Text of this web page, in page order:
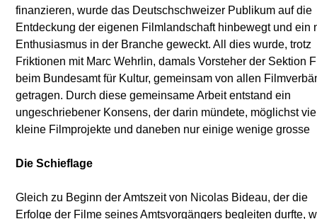
finanzieren, wurde das Deutschschweizer Publikum auf die
Entdeckung der eigenen Filmlandschaft hinbewegt und ein
Enthusiasmus in der Branche geweckt. All dies wurde, trotz
Friktionen mit Marc Wehrlin, damals Vorsteher der Sektion
beim Bundesamt für Kultur, gemeinsam von allen
getragen. Durch diese gemeinsame Arbeit entstand ein
ungeschriebener Konsens, der darin mündete, möglichst
kleine Filmprojekte und daneben nur einige wenige grosse
höheren Beiträgen). Diese drei grundlegenden Änderungen –
sechs Fernsehfilme pro Jahr, Nachwuchsförderung und
mehr Geld durch die neu gegründete Zürcher Filmstiftung – waren
die Grundlagen für den Aufbruch und erlaubten der Branche,
Wegzug von Schweizer Talenten ins Ausland zu stoppen
mehr Filme ins Kino zu bringen, um mit einer breiten Fächerung
Die Schieflage
Gleich zu Beginn der Amtszeit von Nicolas Bideau, der die
Erfolge der Filme seines Amtsvorgängers begleiten durfte,